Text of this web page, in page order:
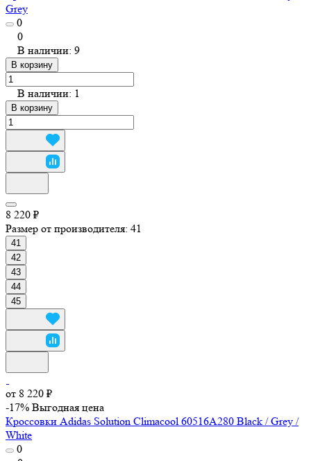
Grey
0
0
В наличии: 9
В корзину
В наличии: 1
В корзину
8 220 ₽
Размер от производителя: 41
41
42
43
44
45
от 8 220 ₽
-17% Выгодная цена
Кроссовки Adidas Solution Climacool 60516A280 Black / Grey /
White
0